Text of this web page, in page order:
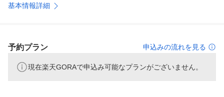
基本情報詳細
予約プラン 申込みの流れを見る
現在楽天GORAで申込み可能なプランがございません。